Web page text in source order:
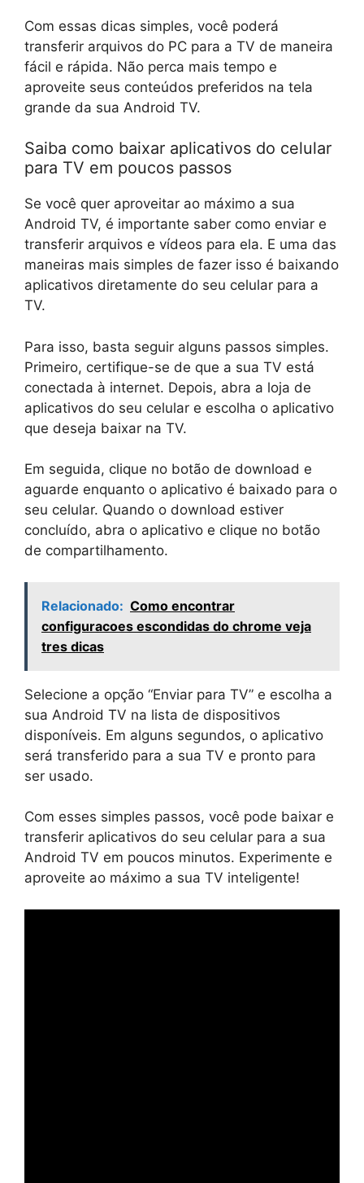
Com essas dicas simples, você poderá
transferir arquivos do PC para a TV de maneira
fácil e rápida. Não perca mais tempo e
aproveite seus conteúdos preferidos na tela
grande da sua Android TV.
Saiba como baixar aplicativos do celular
para TV em poucos passos
Se você quer aproveitar ao máximo a sua
Android TV, é importante saber como enviar e
transferir arquivos e vídeos para ela. E uma das
maneiras mais simples de fazer isso é baixando
aplicativos diretamente do seu celular para a
TV.
Para isso, basta seguir alguns passos simples.
Primeiro, certifique-se de que a sua TV está
conectada à internet. Depois, abra a loja de
aplicativos do seu celular e escolha o aplicativo
que deseja baixar na TV.
Em seguida, clique no botão de download e
aguarde enquanto o aplicativo é baixado para o
seu celular. Quando o download estiver
concluído, abra o aplicativo e clique no botão
de compartilhamento.
Relacionado: Como encontrar
configuracoes escondidas do chrome veja
tres dicas
Selecione a opção “Enviar para TV” e escolha a
sua Android TV na lista de dispositivos
disponíveis. Em alguns segundos, o aplicativo
será transferido para a sua TV e pronto para
ser usado.
Com esses simples passos, você pode baixar e
transferir aplicativos do seu celular para a sua
Android TV em poucos minutos. Experimente e
aproveite ao máximo a sua TV inteligente!